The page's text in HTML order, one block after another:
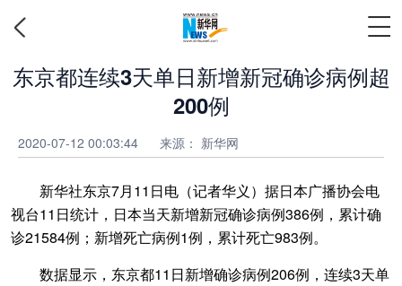
东京都连续3天单日新增新冠确诊病例超
200例
2020-07-12 00:03:44 来源： 新华网
新华社东京7月11日电（记者华义）据日本广播协会电
视台11日统计，日本当天新增新冠确诊病例386例，累计确
诊21584例；新增死亡病例1例，累计死亡983例。
数据显示，东京都11日新增确诊病例206例，连续3天单